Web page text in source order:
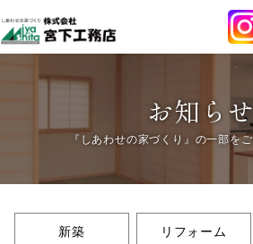
イ
ン
へ
お知らせ
新築 リフォーム